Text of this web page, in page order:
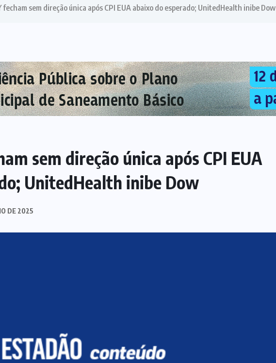
fecham sem direção única após CPI EUA abaixo do esperado; UnitedHealth inibe Dow
sem direção única após CPI EUA
UnitedHealth inibe Dow
DE 2025